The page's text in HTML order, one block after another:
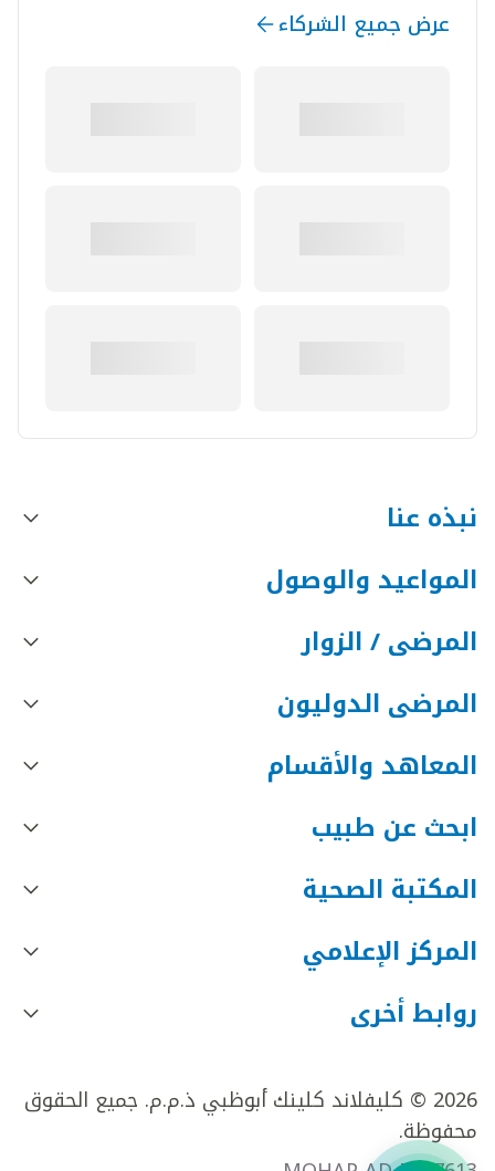
عرض جميع الشركاء
نبذه عنا
المواعيد والوصول
المرضى / الزوار
المرضى الدوليون
المعاهد والأقسام
ابحث عن طبيب
المكتبة الصحية
المركز الإعلامي
روابط أخرى
2026 © كليفلاند كلينك أبوظبي ذ.م.م. جميع الحقوق
محفوظة.